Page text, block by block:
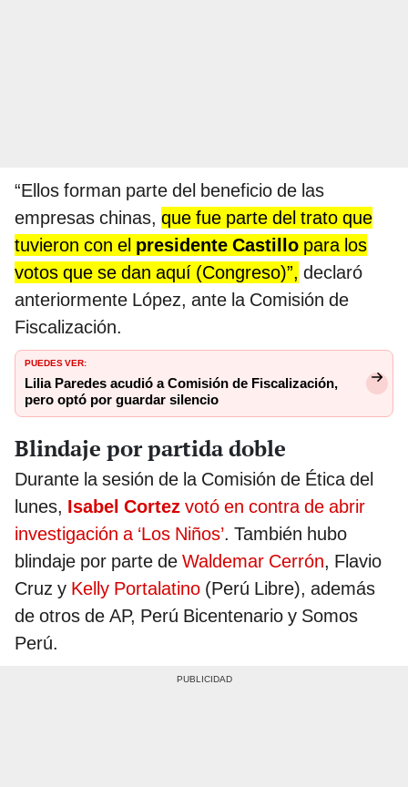
“Ellos forman parte del beneficio de las
empresas chinas, que fue parte del trato que
tuvieron con el presidente Castillo para los
votos que se dan aquí (Congreso)”, declaró
anteriormente López, ante la Comisión de
Fiscalización.
PUEDES VER:
Lilia Paredes acudió a Comisión de Fiscalización,
pero optó por guardar silencio
Blindaje por partida doble
Durante la sesión de la Comisión de Ética del
lunes, Isabel Cortez votó en contra de abrir
investigación a ‘Los Niños’. También hubo
blindaje por parte de Waldemar Cerrón, Flavio
Cruz y Kelly Portalatino (Perú Libre), además
de otros de AP, Perú Bicentenario y Somos
Perú.